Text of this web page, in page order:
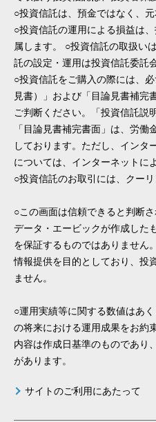
○投資信託は、預金ではなく、
○投資信託の運用による損益は
属します。 ○投資信託の取扱い
託の設定・運用は投資信託委託
○投資信託をご購入の際には、
見書）」および「目論見書補完
ご判断ください。「投資信託説
「目論見書補完書面」は、労
しております。ただし、インタ
については、インターネットに
○投資信託のお取引には、クー
○この画面は信頼できると判断
データ・エービックが作成した
を保証するものではありません
情報提供を目的としており、投
ません。
○運用実績等に関する数値はあ
の将来における運用成果をお約
内容は作成日基準のものであり
があります。
サイトのご利用にあたって